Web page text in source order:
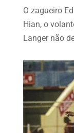
O zagueiro
Hian, o
Langer não